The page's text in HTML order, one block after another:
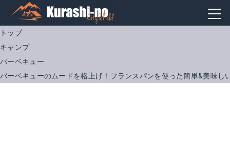
トップ
キャンプ
バーベキュー
バーベキューのムードを格上げ！フランスパンを使った簡単&美味し